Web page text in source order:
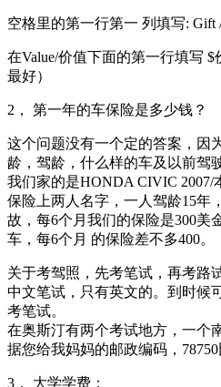
空格里的第一行第一 列填写: Gift
在Value/价值下面的第一行填写
最好）
2， 第一年的车保险是多少钱？
这个问题没有一个定的答案，因
龄，驾龄，什么样的车及以前驾
我们家的是HONDA CIVIC 2007/
保险上两人名字，一人驾龄15年
故，每6个月我们的保险是300美
车，每6个月 的保险差不多400。
关于考驾照，先考笔试，再考路
中文笔试，只有英文的。到时候
考笔试。
在奥斯汀有两个考试地方，一个
据您给我妈妈的邮政编码，78750
3， 大学学费：